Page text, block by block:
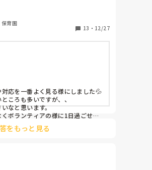
育園
13 ・ 12/27
応を一番よく見る様にしました💦
ころも多いですが、、
なと思います。
ボランティアの様に1日過ごせる
いました！！
をもっと見る